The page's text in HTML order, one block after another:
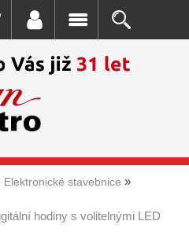
Elektronické stavebnice
hodiny s volitelnými LED